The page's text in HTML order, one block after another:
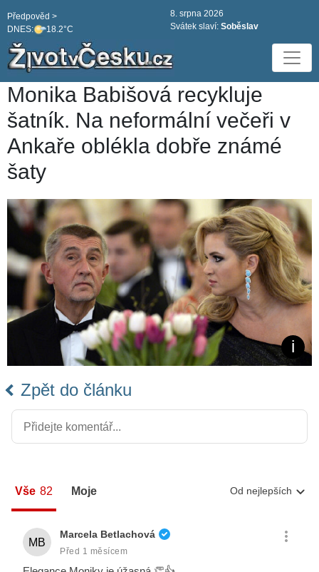
DNES: 18.2°C
Předpověd >
8. srpna 2026
Svátek slaví: Soběslav
Monika Babišová recykluje
šatník. Na neformální večeři v
Ankaře oblékla dobře známé
šaty
Zpět do článku